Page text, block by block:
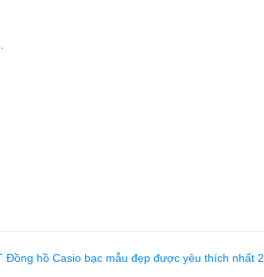
Đồng hồ Casio bạc mẫu đẹp được yêu thích nhất